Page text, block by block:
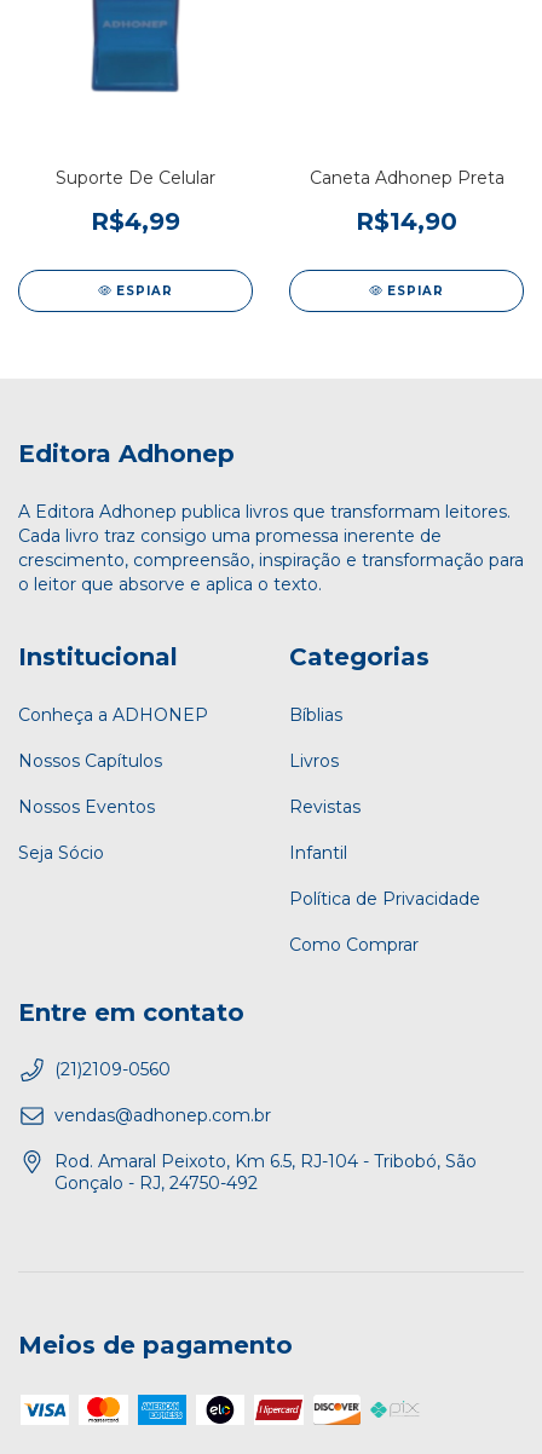
Suporte De Celular
R$4,99
ESPIAR
Caneta Adhonep Preta
R$14,90
ESPIAR
Editora Adhonep
A Editora Adhonep publica livros que transformam leitores.
Cada livro traz consigo uma promessa inerente de
crescimento, compreensão, inspiração e transformação para
o leitor que absorve e aplica o texto.
Institucional
Conheça a ADHONEP
Nossos Capítulos
Nossos Eventos
Seja Sócio
Categorias
Bíblias
Livros
Revistas
Infantil
Política de Privacidade
Como Comprar
Entre em contato
(21)2109-0560
vendas@adhonep.com.br
Rod. Amaral Peixoto, Km 6.5, RJ-104 - Tribobó, São
Gonçalo - RJ, 24750-492
Meios de pagamento